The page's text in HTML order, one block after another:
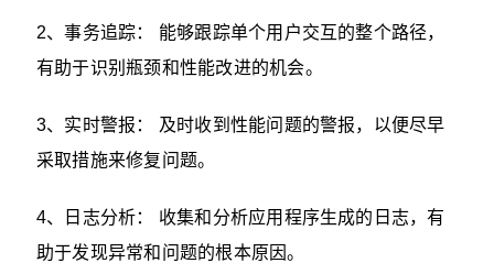
2、事务追踪： 能够跟踪单个用户交互的整个路径，
有助于识别瓶颈和性能改进的机会。
3、实时警报： 及时收到性能问题的警报，以便尽早
采取措施来修复问题。
4、日志分析： 收集和分析应用程序生成的日志，有
助于发现异常和问题的根本原因。